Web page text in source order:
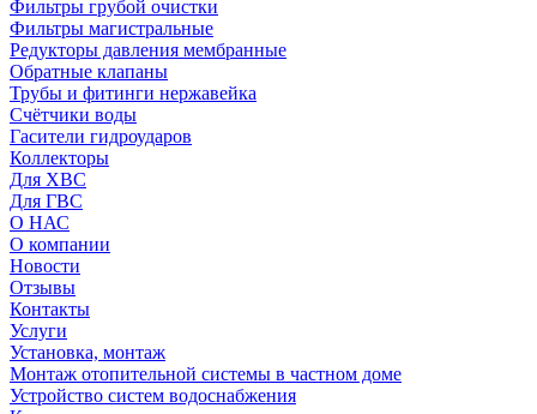
Фильтры грубой очистки
Фильтры магистральные
Редукторы давления мембранные
Обратные клапаны
Трубы и фитинги нержавейка
Счётчики воды
Гасители гидроударов
Коллекторы
Для ХВС
Для ГВС
О НАС
О компании
Новости
Отзывы
Контакты
Услуги
Установка, монтаж
Монтаж отопительной системы в частном доме
Устройство систем водоснабжения